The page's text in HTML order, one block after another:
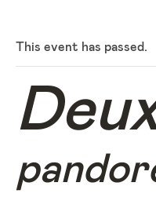
This event has passed.